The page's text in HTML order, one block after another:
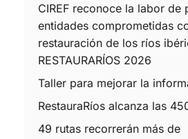
CIREF reconoce la labor de
entidades comprometidas
restauración de los ríos
RESTAURARÍOS 2026
Taller para mejorar la
RestauraRíos alcanza las
49 rutas recorrerán más de